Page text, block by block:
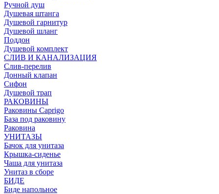
Ручной душ
Душевая штанга
Душевой гарнитур
Душевой шланг
Поддон
Душевой комплект
СЛИВ И КАНАЛИЗАЦИЯ
Слив-перелив
Донный клапан
Сифон
Душевой трап
РАКОВИНЫ
Раковины Caprigo
База под раковину
Раковина
УНИТАЗЫ
Бачок для унитаза
Крышка-сиденье
Чаша для унитаза
Унитаз в сборе
БИДЕ
Биде напольное